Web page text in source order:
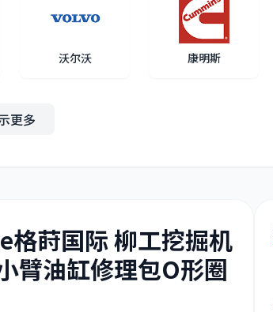
沃尔沃 康明斯
更多
莳国际 柳工挖掘机
臂油缸修理包O形圈